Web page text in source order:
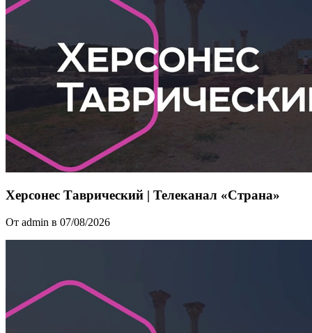
Херсонес Таврический | Телеканал «Страна»
От admin в 07/08/2026